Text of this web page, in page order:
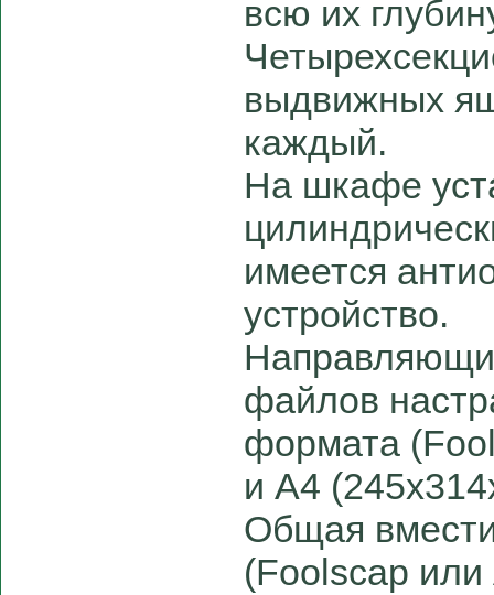
всю их
выдвижных
каждый.
На шкафе
имеется
устройство.
файлов
формата
и А4
Общая
(Foolscap